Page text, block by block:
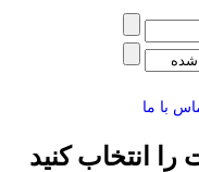
با ما
انتخاب کنید